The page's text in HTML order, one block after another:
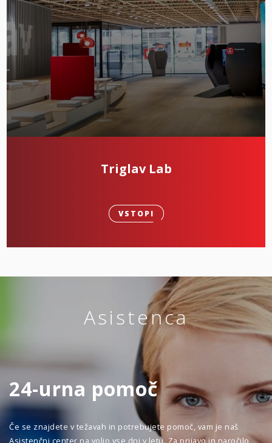
Triglav Lab
VSTOPI
Asistenca
24-urna pomoč
Če se znajdete v težavah in potrebujete pomoč, vam je naš
Asistenčni center na voljo vse dni v letu. Za prijavo in naročilo